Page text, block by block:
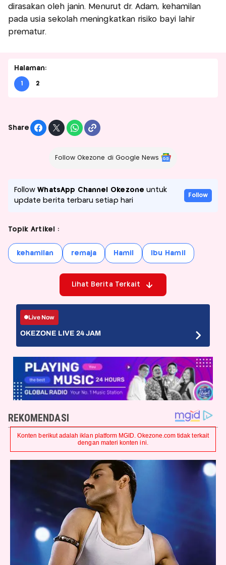
dirasakan oleh janin. Menurut dr. Adam, kehamilan
pada usia sekolah meningkatkan risiko bayi lahir
prematur.
Halaman:
1 2
Share
Follow Okezone di Google News
FollowWhatsApp Channel Okezone untuk
update berita terbaru setiap hari
Follow
Topik Artikel :
kehamilan remaja Hamil Ibu Hamil
Lihat Berita Terkait
Live Now
OKEZONE LIVE 24 JAM